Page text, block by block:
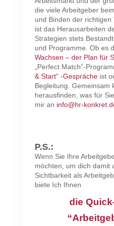
die viele Arbeitgeber
und Binden der richtigen
ist das Herausarbeiten
Strategien stets
und Programme. Ob es
Wachsen – der Plan für
„Perfect Match“-
& Start“ -Gesprächeist
Begleitung. Gemeinsam
herausfinden, was für
mir an info@hr-
P.S.:
Wenn Sie Ihre
möchten, um dich damit
Sichtbarkeit als
biete Ich Ihnen
die